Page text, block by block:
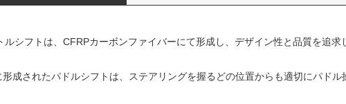
ルシフトは、CFRPカーボンファイバーにて形成し、デザイン性と品質を追求
成されたパドルシフトは、ステアリングを握るどの位置からも適切にパド